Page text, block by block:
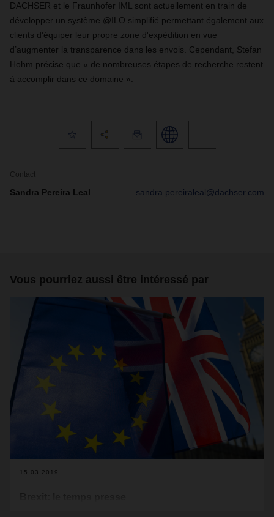
DACHSER et le Fraunhofer IML sont actuellement en train de
développer un système @ILO simplifié permettant également aux
clients d'équiper leur propre zone d'expédition en vue
d’augmenter la transparence dans les envois. Cependant, Stefan
Hohm précise que « de nombreuses étapes de recherche restent
à accomplir dans ce domaine ».
Contact
Sandra Pereira Leal sandra.pereiraleal@dachser.com
Vous pourriez aussi être intéressé par
15.03.2019